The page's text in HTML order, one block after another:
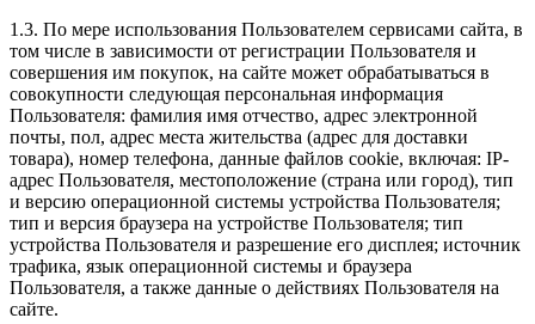
1.3. По мере использования Пользователем сервисами сайта, в
том числе в зависимости от регистрации Пользователя и
совершения им покупок, на сайте может обрабатываться в
совокупности следующая персональная информация
Пользователя: фамилия имя отчество, адрес электронной
почты, пол, адрес места жительства (адрес для доставки
товара), номер телефона, данные файлов cookie, включая: IP-
адрес Пользователя, местоположение (страна или город), тип
и версию операционной системы устройства Пользователя;
тип и версия браузера на устройстве Пользователя; тип
устройства Пользователя и разрешение его дисплея; источник
трафика, язык операционной системы и браузера
Пользователя, а также данные о действиях Пользователя на
сайте.